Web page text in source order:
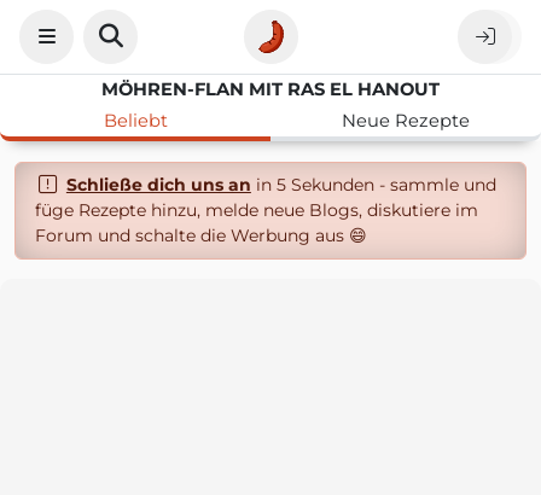
MÖHREN-FLAN MIT RAS EL HANOUT
Beliebt
Neue Rezepte
Schließe dich uns an in 5 Sekunden - sammle und
füge Rezepte hinzu, melde neue Blogs, diskutiere im
Forum und schalte die Werbung aus 😄